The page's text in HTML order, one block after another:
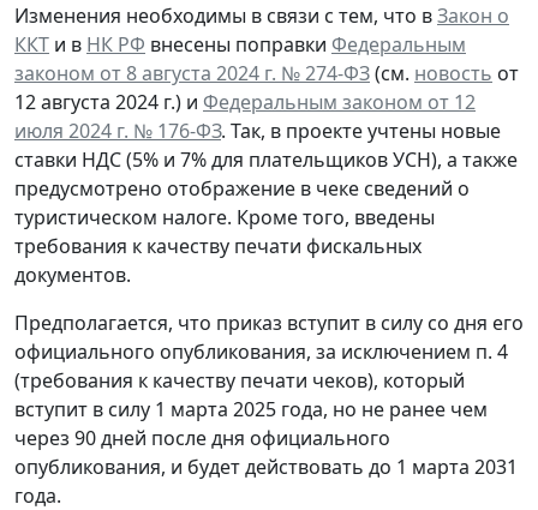
Изменения необходимы в связи с тем, что вЗакон о
ККТ и в НК РФ внесены поправки Федеральным
законом от 8 августа 2024 г. № 274-ФЗ(см. новость от
12 августа 2024 г.) и Федеральным законом от 12
июля 2024 г. № 176-ФЗ. Так, в проекте учтены новые
ставки НДС (5% и 7% для плательщиков УСН), а также
предусмотрено отображение в чеке сведений о
туристическом налоге. Кроме того, введены
требования к качеству печати фискальных
документов.
Предполагается, что приказ вступит в силу со дня его
официального опубликования, за исключением п. 4
(требования к качеству печати чеков), который
вступит в силу 1 марта 2025 года, но не ранее чем
через 90 дней после дня официального
опубликования, и будет действовать до 1 марта 2031
года.